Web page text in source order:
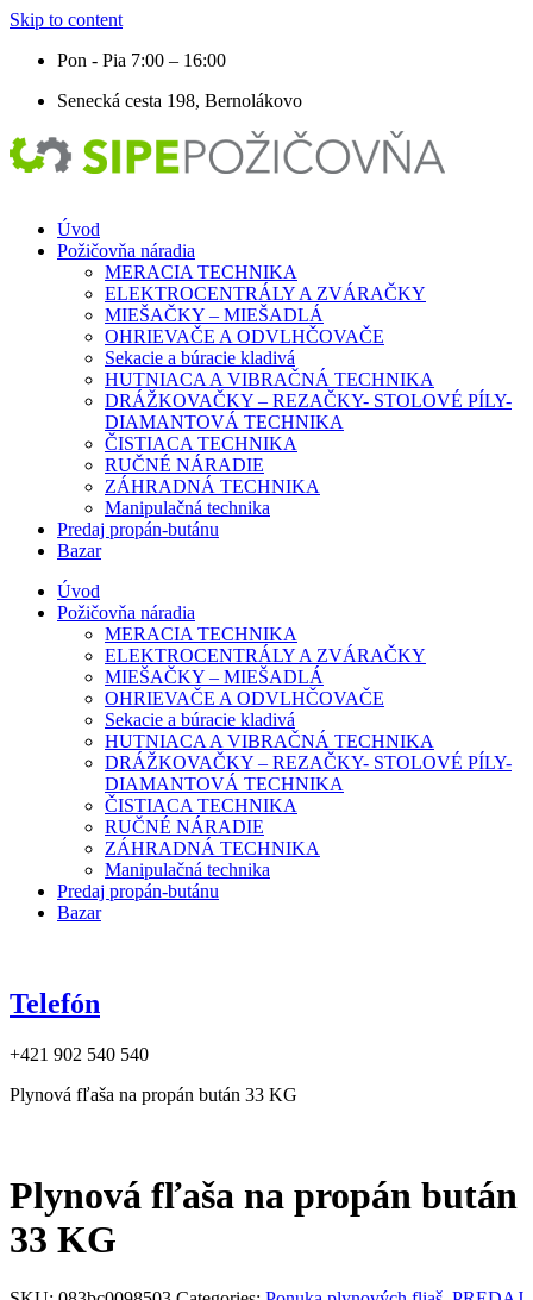
Skip to content
Pon - Pia 7:00 – 16:00
Senecká cesta 198, Bernolákovo
Úvod
Požičovňa náradia
MERACIA TECHNIKA
ELEKTROCENTRÁLY A ZVÁRAČKY
MIEŠAČKY – MIEŠADLÁ
OHRIEVAČE A ODVLHČOVAČE
Sekacie a búracie kladivá
HUTNIACA A VIBRAČNÁ TECHNIKA
DRÁŽKOVAČKY – REZAČKY- STOLOVÉ PÍLY-
DIAMANTOVÁ TECHNIKA
ČISTIACA TECHNIKA
RUČNÉ NÁRADIE
ZÁHRADNÁ TECHNIKA
Manipulačná technika
Predaj propán-butánu
Bazar
Úvod
Požičovňa náradia
MERACIA TECHNIKA
ELEKTROCENTRÁLY A ZVÁRAČKY
MIEŠAČKY – MIEŠADLÁ
OHRIEVAČE A ODVLHČOVAČE
Sekacie a búracie kladivá
HUTNIACA A VIBRAČNÁ TECHNIKA
DRÁŽKOVAČKY – REZAČKY- STOLOVÉ PÍLY-
DIAMANTOVÁ TECHNIKA
ČISTIACA TECHNIKA
RUČNÉ NÁRADIE
ZÁHRADNÁ TECHNIKA
Manipulačná technika
Predaj propán-butánu
Bazar
Telefón
+421 902 540 540
Plynová fľaša na propán bután 33 KG
Plynová fľaša na propán bután
33 KG